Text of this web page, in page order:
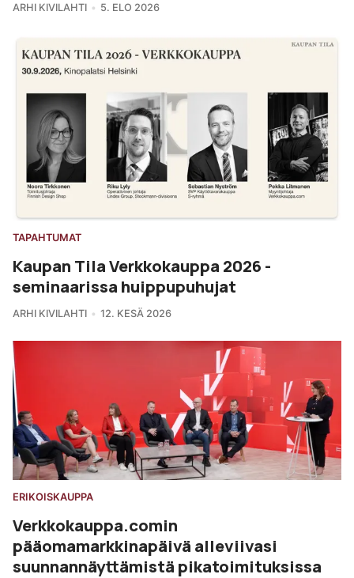
ARHI KIVILAHTI 5. ELO 2026
TAPAHTUMAT
Kaupan Tila Verkkokauppa 2026 -
seminaarissa huippupuhujat
ARHI KIVILAHTI 12. KESÄ 2026
ERIKOISKAUPPA
Verkkokauppa.comin
pääomamarkkinapäivä alleviivasi
suunnannäyttämistä pikatoimituksissa